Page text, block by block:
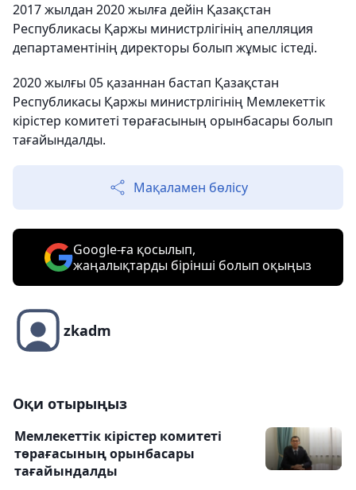
2017 жылдан 2020 жылға дейін Қазақстан
Республикасы Қаржы министрлігінің апелляция
департаментінің директоры болып жұмыс істеді.
2020 жылғы 05 қазаннан бастап Қазақстан
Республикасы Қаржы министрлігінің Мемлекеттік
кірістер комитеті төрағасының орынбасары болып
тағайындалды.
Мақаламен бөлісу
Google-ға қосылып,
жаңалықтарды бірінші болып оқыңыз
zkadm
Оқи отырыңыз
Мемлекеттік кірістер комитеті
төрағасының орынбасары
тағайындалды